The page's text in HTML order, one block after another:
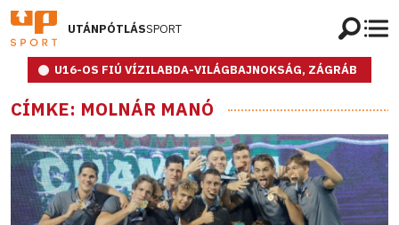
UTÁNPÓTLÁSSPORT
U16-OS FIÚ VÍZILABDA-VILÁGBAJNOKSÁG, ZÁGRÁB
CÍMKE: MOLNÁR MANÓ